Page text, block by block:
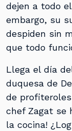
dejen a todo
embargo, su
despiden sin
que todo
Llega el día
duquesa de
de
chef Zagat se
la cocina!